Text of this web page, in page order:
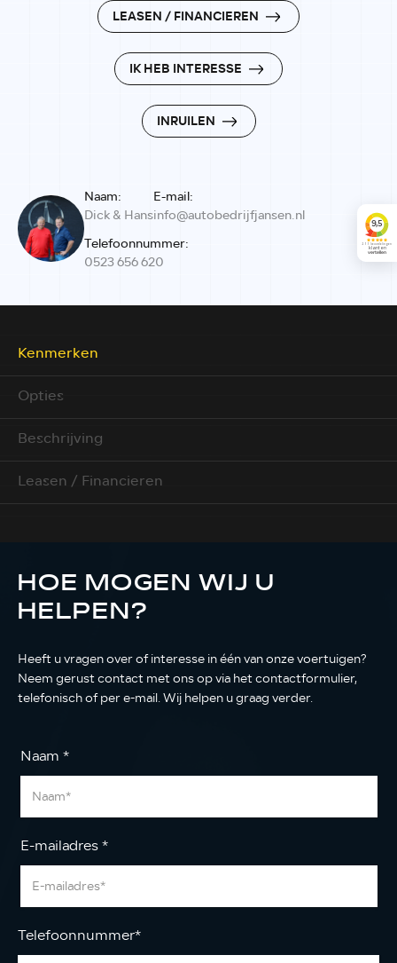
LEASEN / FINANCIEREN
IK HEB INTERESSE
INRUILEN
Naam:
Dick & Hans
E-mail:
info@autobedrijfjansen.nl
Telefoonnummer:
0523 656 620
Kenmerken
Opties
Beschrijving
Leasen / Financieren
HOE MOGEN WIJ U
HELPEN?
Heeft u vragen over of interesse in één van onze voertuigen?
Neem gerust contact met ons op via het contactformulier,
telefonisch of per e-mail. Wij helpen u graag verder.
Naam *
E-mailadres*
Telefoonnummer*